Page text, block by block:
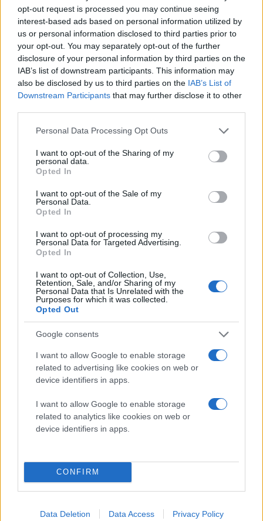
opt-out request is processed you may continue seeing
interest-based ads based on personal information utilized by
us or personal information disclosed to third parties prior to
your opt-out. You may separately opt-out of the further
disclosure of your personal information by third parties on the
IAB’s list of downstream participants. This information may
also be disclosed by us to third parties on the IAB’s List of
Downstream Participants that may further disclose it to other
Please note that this website/app uses one or more Google
not limited to your visit or usage behaviour. You may click to
grant or deny consent to Google and its third-party tags to
use your data for below specified purposes in below Google
consent section.
Personal Data Processing Opt Outs
I want to opt-out of the Sharing of my
personal data.
Opted In
I want to opt-out of the Sale of my
Personal Data.
Opted In
I want to opt-out of processing my
Personal Data for Targeted Advertising.
Opted In
I want to opt-out of Collection, Use,
Retention, Sale, and/or Sharing of my
Personal Data that Is Unrelated with the
Purposes for which it was collected.
Opted Out
Google consents
I want to allow Google to enable storage
related to advertising like cookies on web or
device identifiers in apps.
I want to allow Google to enable storage
related to analytics like cookies on web or
device identifiers in apps.
CONFIRM
Data Deletion Data Access Privacy Policy
Το παιχνίδι ονομάζεται Angry Birds Blast!, θα
διατίθεται δωρεάν και φυσικά περιλαμβάνει in-app
purchases. Η κυκλοφορία είναι προγραμματισμένη για
εκδηλώσετε το ενδιαφέρον σας από τώραγια να
λάβετε σχετική ειδοποίηση όταν εμφανιστεί στο
Google Play μαζί με "χρυσό" αξίας $9.99 για in-app